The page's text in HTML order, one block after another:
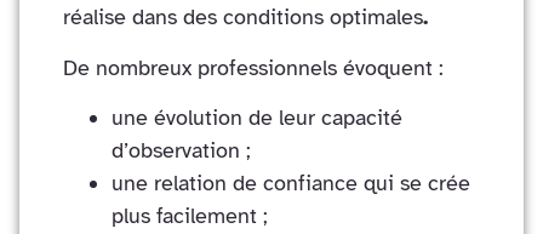
réalise dans des conditions optimales.
De nombreux professionnels évoquent :
une évolution de leur capacité
d’observation ;
une relation de confiance qui se crée
plus facilement ;